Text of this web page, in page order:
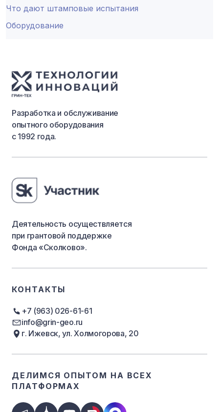
Что дают штамповые испытания
Оборудование
Разработка и обслуживание
опытного оборудования
с 1992 года.
Деятельность осуществляется
при грантовой поддержке
Фонда «Сколково».
КОНТАКТЫ
+7 (963) 026-61-61
info@grin-geo.ru
г. Ижевск, ул. Холмогорова, 20
ДЕЛИМСЯ ОПЫТОМ НА ВСЕХ
ПЛАТФОРМАХ